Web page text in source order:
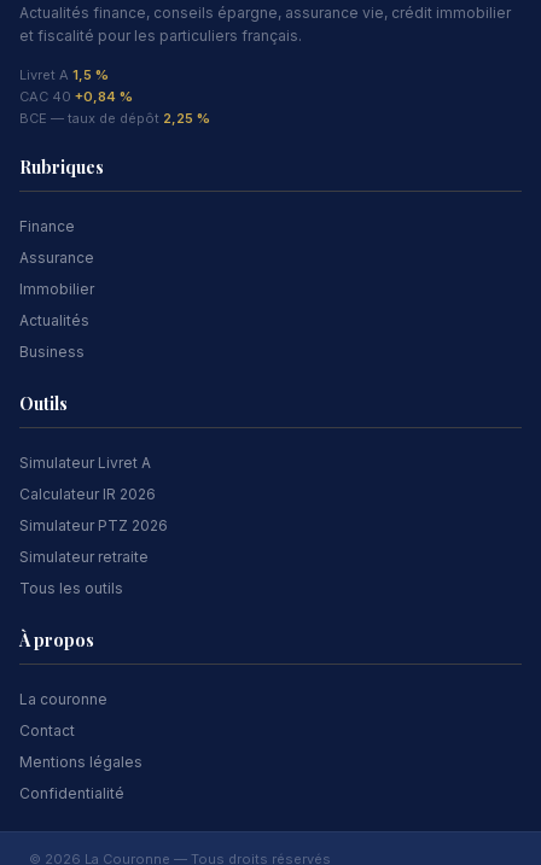
Actualités finance, conseils épargne, assurance vie, crédit immobilier
et fiscalité pour les particuliers français.
Livret A 1,5 %
CAC 40 +0,84 %
BCE — taux de dépôt 2,25 %
Rubriques
Finance
Assurance
Immobilier
Actualités
Business
Outils
Simulateur Livret A
Calculateur IR 2026
Simulateur PTZ 2026
Simulateur retraite
Tous les outils
À propos
La couronne
Contact
Mentions légales
Confidentialité
© 2026 La Couronne — Tous droits réservés